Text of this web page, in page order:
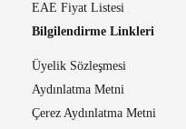
EAE Fiyat Listesi
Bilgilendirme Linkleri
Üyelik Sözleşmesi
Aydınlatma Metni
Çerez Aydınlatma Metni